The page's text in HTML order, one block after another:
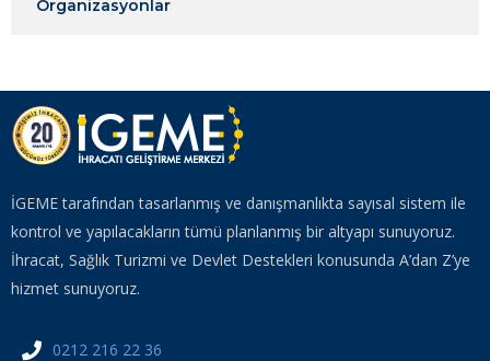
Organizasyonlar
İGEME tarafından tasarlanmış ve danışmanlıkta sayısal sistem ile
kontrol ve yapılacakların tümü planlanmış bir altyapı sunuyoruz.
İhracat, Sağlık Turizmi ve Devlet Destekleri konusunda A’dan Z’ye
hizmet sunuyoruz.
0212 216 22 36